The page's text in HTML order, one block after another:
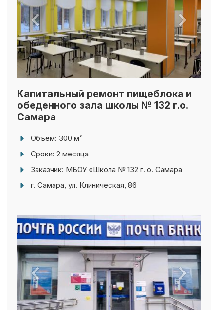
обеденного зала школы № 132 г.о.
Самара
Сроки: 2 месяца
Заказчик: МБОУ «Школа № 132 г. о. Самара
г. Самара, ул. Клиническая, 86